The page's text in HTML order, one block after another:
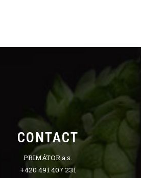
CONTACT
PRIMÁTOR a.s.
+420 491 407 231